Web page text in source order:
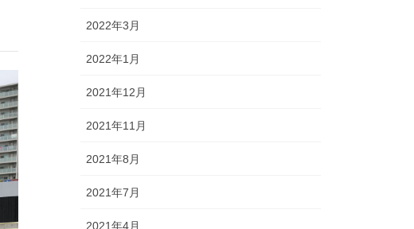
2022年3月
2022年1月
2021年12月
2021年11月
2021年8月
2021年7月
2021年4月